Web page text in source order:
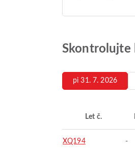
Skontrolujte
pi 31. 7. 2026
Let č.
XQ194 -